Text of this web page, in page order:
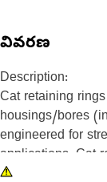
వివరణ
Description:
Cat retaining
housings/bores
engineered for
applications. Cat
specifications and